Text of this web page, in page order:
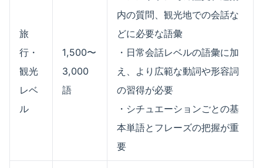
旅
行・
観光
レベ
ル
1,500〜
3,000
語
内の質問、観光地での会話な
どに必要な語彙
・日常会話レベルの語彙に加
え、より広範な動詞や形容詞
の習得が必要
・シチュエーションごとの基
本単語とフレーズの把握が重
要